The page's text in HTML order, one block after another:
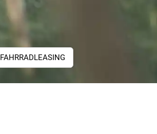
FAHRRADLEASING